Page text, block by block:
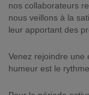
nos collaborateurs
nous veillons à la
leur apportant des
Venez rejoindre une
humeur est le